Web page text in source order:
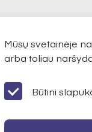
Mūsų svetainėje
arba toliau
Būtini